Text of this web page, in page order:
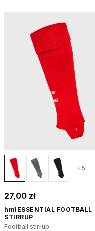
+5
27,00 zł
hmlESSENTIAL FOOTBALL
STIRRUP
Football stirrup